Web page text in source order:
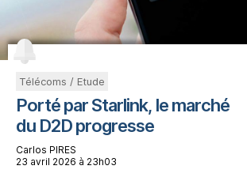
Télécoms / Etude
Porté par Starlink, le marché
du D2D progresse
Carlos PIRES
23 avril 2026 à 23h03